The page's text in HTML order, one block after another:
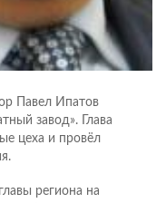
Павел Ипатов
завод». Глава
цеха и провёл
региона на